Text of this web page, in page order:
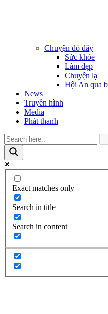
Chuyện đó đây
Sức khỏe
Làm đẹp
Chuyện lạ
Hội An qua
News
Truyền hình
Media
Phát thanh
Exact matches only
Search in title
Search in content